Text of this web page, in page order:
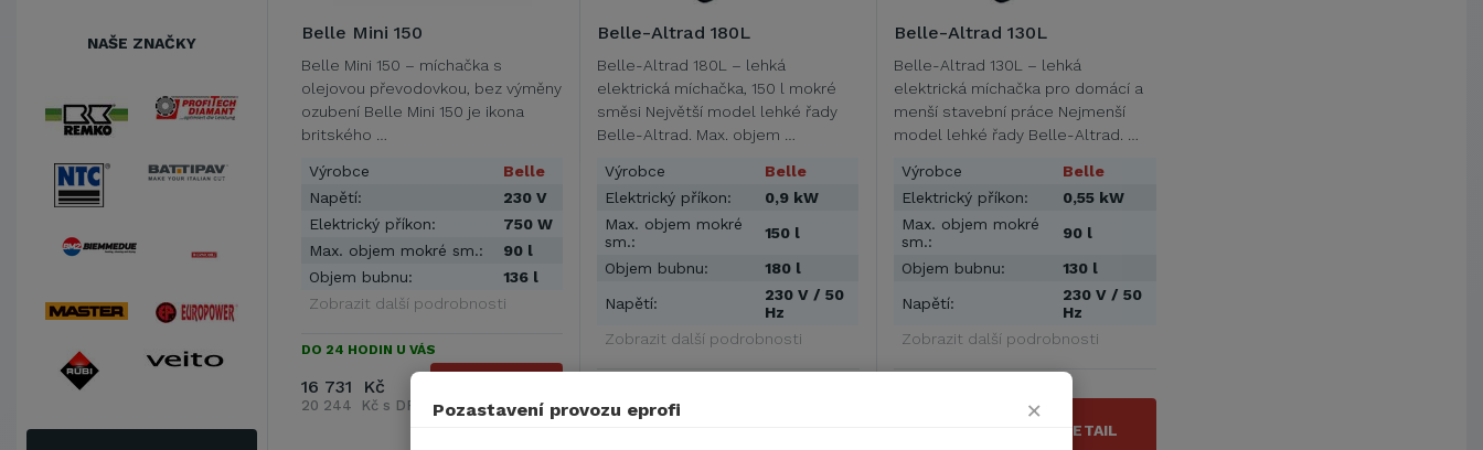
NAŠE ZNAČKY Belle Mini 150
Belle Mini 150 – míchačka s
olejovou převodovkou, bez výměny
ozubení Belle Mini 150 je ikona
britského …
Výrobce
Belle
Napětí:
230 V
Elektrický příkon:
750 W
Max. objem mokré sm.:
90 l
Objem bubnu:
136 l
Zobrazit další podrobnosti
DO 24 HODIN U VÁS
16 731 Kč
20 244 Kč s DPH
Belle-Altrad 180L
Belle-Altrad 180L – lehká
elektrická míchačka, 150 l mokré
směsi Největší model lehké řady
Belle-Altrad. Max. objem …
Výrobce
Belle
Elektrický příkon:
0,9 kW
Max. objem mokré
sm.:
150 l
Objem bubnu:
180 l
Napětí:
230 V / 50
Hz
Zobrazit další podrobnosti
9 579 Kč
Belle-Altrad 130L
Belle-Altrad 130L – lehká
elektrická míchačka pro domácí a
menší stavební práce Nejmenší
model lehké řady Belle-Altrad. …
Výrobce
Belle
Elektrický příkon:
0,55 kW
Max. objem mokré
sm.:
90 l
Objem bubnu:
130 l
Napětí:
230 V / 50
Hz
Zobrazit další podrobnosti
DETAIL
Pozastavení provozu eprofi ×